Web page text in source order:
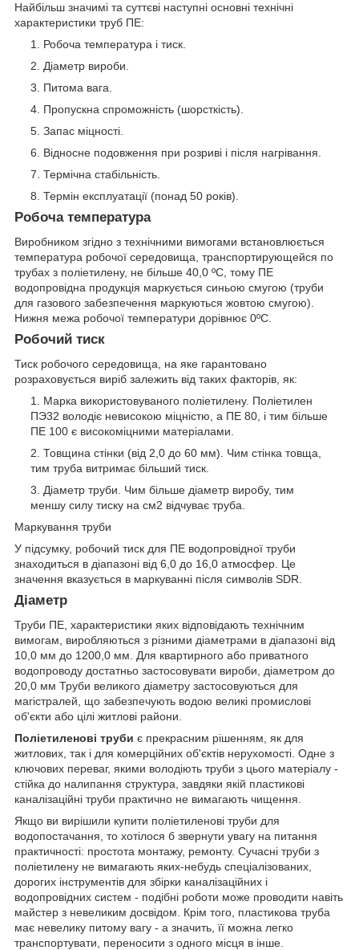
Найбільш значимі та суттєві наступні основні технічні
характеристики труб ПЕ:
Робоча температура і тиск.
Діаметр вироби.
Питома вага.
Пропускна спроможність (шорсткість).
Запас міцності.
Відносне подовження при розриві і після нагрівання.
Термічна стабільність.
Термін експлуатації (понад 50 років).
Робоча температура
Виробником згідно з технічними вимогами встановлюється
температура робочої середовища, транспортирующейся по
трубах з поліетилену, не більше 40,0 ºС, тому ПЕ
водопровідна продукція маркується синьою смугою (труби
для газового забезпечення маркуються жовтою смугою).
Нижня межа робочої температури дорівнює 0ºС.
Робочий тиск
Тиск робочого середовища, на яке гарантовано
розраховується виріб залежить від таких факторів, як:
Марка використовуваного поліетилену. Поліетилен
ПЭ32 володіє невисокою міцністю, а ПЕ 80, і тим більше
ПЕ 100 є високоміцними матеріалами.
Товщина стінки (від 2,0 до 60 мм). Чим стінка товща,
тим труба витримає більший тиск.
Діаметр труби. Чим більше діаметр виробу, тим
меншу силу тиску на см2 відчуває труба.
Маркування труби
У підсумку, робочий тиск для ПЕ водопровідної труби
знаходиться в діапазоні від 6,0 до 16,0 атмосфер. Це
значення вказується в маркуванні після символів SDR.
Діаметр
Труби ПЕ, характеристики яких відповідають технічним
вимогам, виробляються з різними діаметрами в діапазоні від
10,0 мм до 1200,0 мм. Для квартирного або приватного
водопроводу достатньо застосовувати вироби, діаметром до
20,0 мм Труби великого діаметру застосовуються для
магістралей, що забезпечують водою великі промислові
об'єкти або цілі житлові райони.
Поліетиленові труби є прекрасним рішенням, як для
житлових, так і для комерційних об'єктів нерухомості. Одне з
ключових переваг, якими володіють труби з цього матеріалу -
стійка до налипання структура, завдяки якій пластикові
каналізаційні труби практично не вимагають чищення.
Якщо ви вирішили купити поліетиленові труби для
водопостачання, то хотілося б звернути увагу на питання
практичності: простота монтажу, ремонту. Сучасні труби з
поліетилену не вимагають яких-небудь спеціалізованих,
дорогих інструментів для збірки каналізаційних і
водопровідних систем - подібні роботи може проводити навіть
майстер з невеликим досвідом. Крім того, пластикова труба
має невелику питому вагу - а значить, її можна легко
транспортувати, переносити з одного місця в інше.